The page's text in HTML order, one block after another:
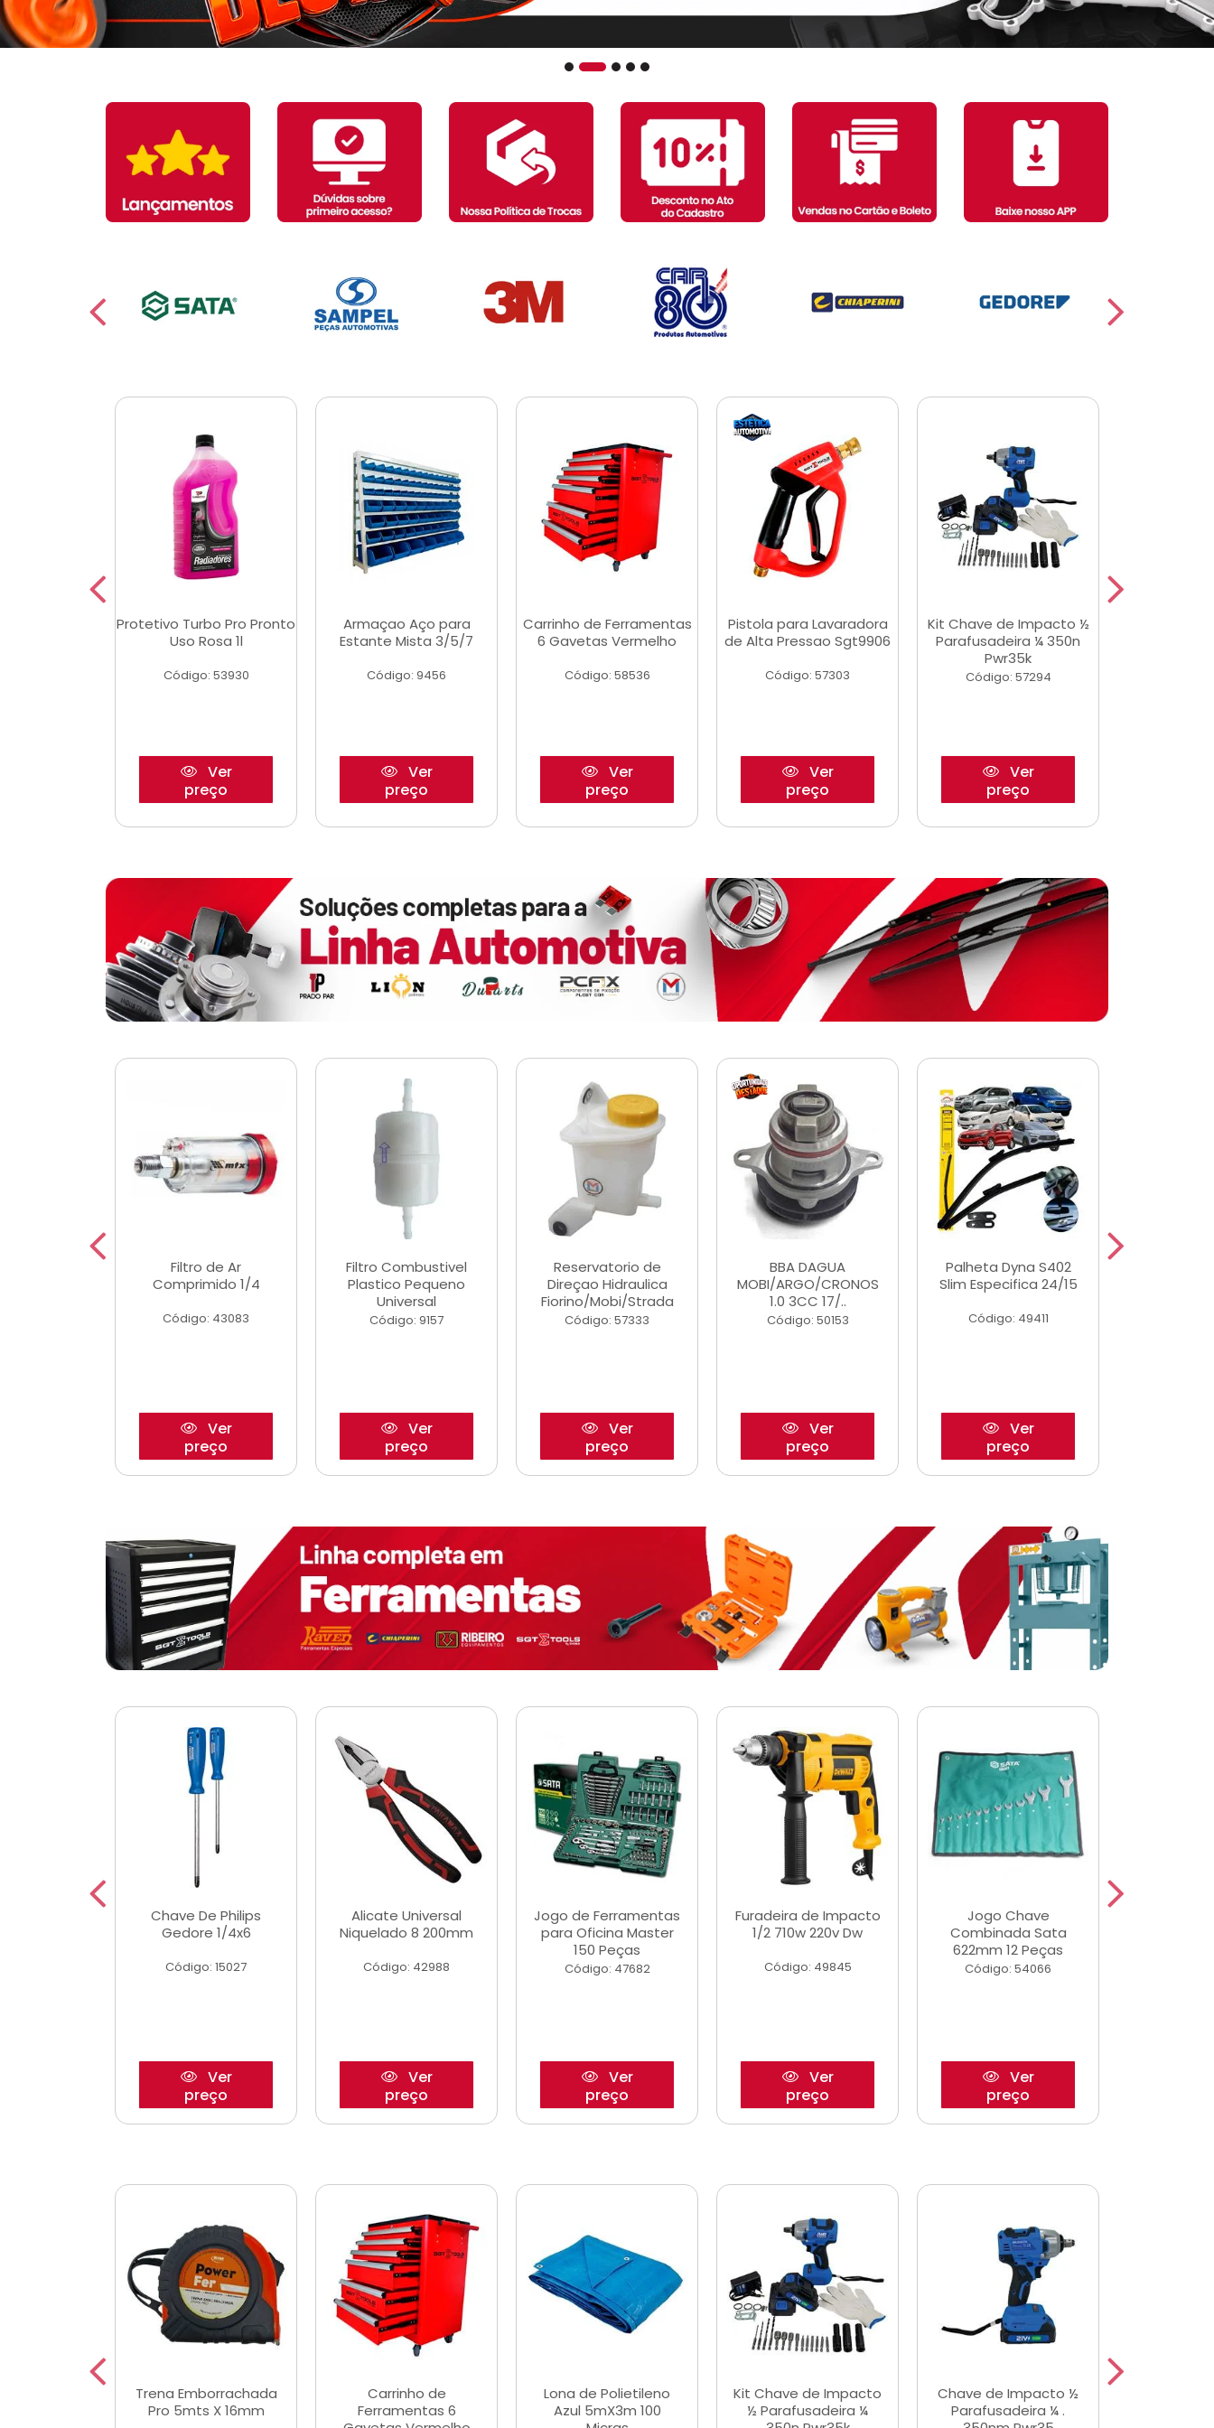
Protetivo Turbo Pro Pronto
Uso Rosa 1l
Código: 53930
Ver
preço
Armaçao Aço para
Estante Mista 3/5/7
Código: 9456
Ver
preço
Carrinho de Ferramentas
6 Gavetas Vermelho
Código: 58536
Ver
preço
Pistola para Lavaradora
de Alta Pressao Sgt9906
Código: 57303
Ver
preço
Kit Chave de Impacto ½
Parafusadeira ¼ 350n
Pwr35k
Código: 57294
Ver
preço
Filtro de Ar
Comprimido 1/4
Código: 43083
Ver
preço
Filtro Combustivel
Plastico Pequeno
Universal
Código: 9157
Ver
preço
Reservatorio de
Direçao Hidraulica
Fiorino/Mobi/Strada
Código: 57333
Ver
preço
BBA DAGUA
MOBI/ARGO/CRONOS
1.0 3CC 17/..
Código: 50153
Ver
preço
Palheta Dyna S402
Slim Especifica 24/15
Código: 49411
Ver
preço
Chave De Philips
Gedore 1/4x6
Código: 15027
Ver
preço
Alicate Universal
Niquelado 8 200mm
Código: 42988
Ver
preço
Jogo de Ferramentas
para Oficina Master
150 Peças
Código: 47682
Ver
preço
Furadeira de Impacto
1/2 710w 220v Dw
Código: 49845
Ver
preço
Jogo Chave
Combinada Sata
622mm 12 Peças
Código: 54066
Ver
preço
Trena Emborrachada
Pro 5mts X 16mm
Carrinho de
Ferramentas 6
Lona de Polietileno
Azul 5mX3m 100
Kit Chave de Impacto
½ Parafusadeira ¼
Chave de Impacto ½
Parafusadeira ¼ .